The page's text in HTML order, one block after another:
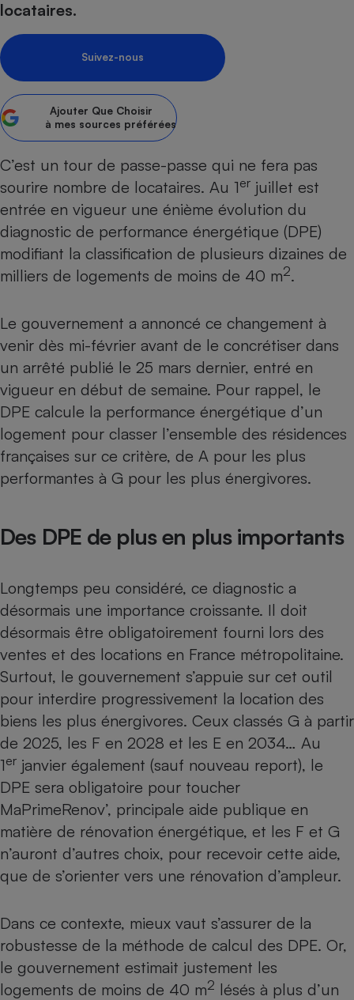
locataires.
Suivez-nous
Ajouter Que Choisir
à mes sources préférées
C’est un tour de passe-passe qui ne fera pas
sourire nombre de locataires. Au 1er juillet est
entrée en vigueur une énième évolution du
diagnostic de performance énergétique (DPE)
modifiant la classification de plusieurs dizaines de
milliers de logements de moins de 40 m2.
Le gouvernement a annoncé ce changement à
venir dès mi-février avant de le concrétiser dans
un arrêté publié le 25 mars dernier, entré en
vigueur en début de semaine. Pour rappel, le
DPE calcule la performance énergétique d’un
logement pour classer l’ensemble des résidences
françaises sur ce critère, de A pour les plus
performantes à G pour les plus énergivores.
Des DPE de plus en plus importants
Longtemps peu considéré, ce diagnostic a
désormais une importance croissante. Il doit
désormais être obligatoirement fourni lors des
ventes et des locations en France métropolitaine.
Surtout, le gouvernement s’appuie sur cet outil
pour interdire progressivement la location des
biens les plus énergivores. Ceux classés G à partir
de 2025, les F en 2028 et les E en 2034… Au
1er janvier également (sauf nouveau report), le
DPE sera obligatoire pour toucher
MaPrimeRenov’, principale aide publique en
matière de rénovation énergétique, et les F et G
n’auront d’autres choix, pour recevoir cette aide,
que de s’orienter vers une rénovation d’ampleur.
Dans ce contexte, mieux vaut s’assurer de la
robustesse de la méthode de calcul des DPE. Or,
le gouvernement estimait justement les
logements de moins de 40 m2 lésés à plus d’un
bouteille
Assurance emprunteur
Banque
Lave-linge
Plaque de cuisson à
induction
Cafetière à expressos
Téléviseur
Téléphone mobile -
Smartphone
Antivirus
Climatiseur -
Ventilateur
Antimoustique